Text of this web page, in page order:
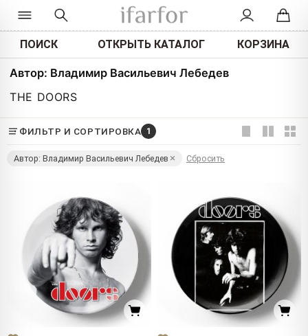
ПОИСК ОТКРЫТЬ КАТАЛОГ КОРЗИНА
Автор: Владимир Васильевич Лебедев
THE DOORS
ФИЛЬТР И СОРТИРОВКА 1
Автор: Владимир Васильевич Лебедев Сбросить